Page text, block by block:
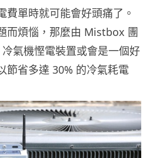
費單時就可能會好頭痛了。
而煩惱，那麼由 Mistbox 團
氣機慳電裝置或會是一個好
節省多達 30% 的冷氣耗電